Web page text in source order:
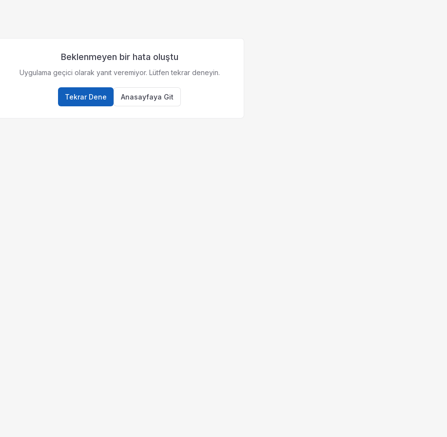
Beklenmeyen bir hata oluştu
Uygulama geçici olarak yanıt veremiyor. Lütfen tekrar deneyin.
Tekrar Dene Anasayfaya Git